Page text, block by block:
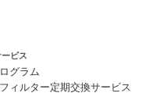
ビス
グラム
ィルター定期交換サービス